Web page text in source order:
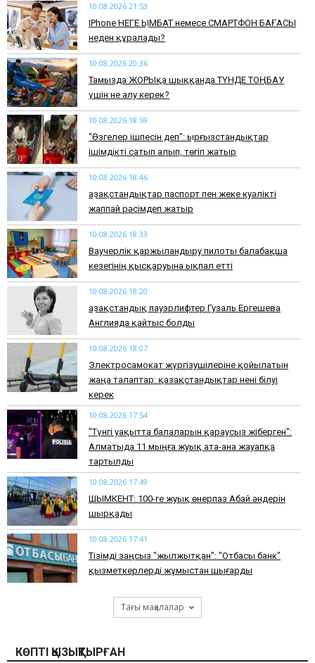
10.08.2026 21:53
IPhone НЕГЕ ҚЫМБАТ немесе СМАРТФОН БАҒАСЫ
неден құралады?
10.08.2026 20:36
​Тамызда ЖОРЫҚқа шыққанда ТҮНДЕ ТОҢБАУ
үшін не алу керек?
10.08.2026 18:59
"Өзгелер ішпесін деп": Қырғызстандықтар
ішімдікті сатып алып, төгіп жатыр
10.08.2026 18:46
Қазақстандықтар паспорт пен жеке куәлікті
жаппай рәсімдеп жатыр
10.08.2026 18:33
Ваучерлік қаржыландыру пилоты балабақша
кезегінің қысқаруына ықпал етті
10.08.2026 18:20
Қазақстандық пауэрлифтер Гузаль Ергешева
Англияда қайтыс болды
10.08.2026 18:07
Электросамокат жүргізушілеріне қойылатын
жаңа талаптар: қазақстандықтар нені білуі
керек
10.08.2026 17:54
"Түнгі уақытта балаларын қараусыз жіберген":
Алматыда 11 мыңға жуық ата-ана жауапқа
тартылды
10.08.2026 17:49
ШЫМКЕНТ: 100-ге жуық өнерпаз Абай әндерін
шырқады
10.08.2026 17:41
Тізімді заңсыз "жылжытқан": "Отбасы банк"
қызметкерлерді жұмыстан шығарды
Тағы мақалалар
КӨПТІ ҚЫЗЫҚТЫРҒАН